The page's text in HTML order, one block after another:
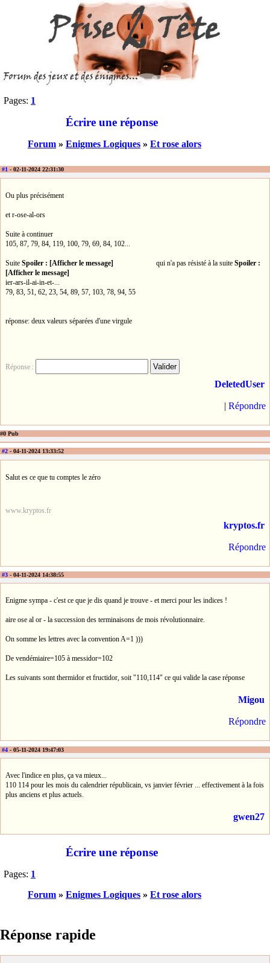
Pages: 1
Écrire une réponse
Forum » Enigmes Logiques » Et rose alors
#1 - 02-11-2024 22:31:30
Ou plus précisément
et r-ose-al-ors
Suite à continuer
105, 87, 79, 84, 119, 100, 79, 69, 84, 102...
Suite Spoiler : [Afficher le message] qui n'a pas résisté à la suite Spoiler :
[Afficher le message]
ier-ars-il-ai-in-et-...
79, 83, 51, 62, 23, 54, 89, 57, 103, 78, 94, 55
réponse: deux valeurs séparées d'une virgule
Réponse :
DeletedUser
| Répondre
#0 Pub
#2 - 04-11-2024 13:33:52
Salut es ce que tu comptes le zéro
www.kryptos.fr
kryptos.fr
Répondre
#3 - 04-11-2024 14:38:55
Enigme sympa - c'est ce que je dis quand je trouve - et merci pour les indices !
aire ose al or - la succession des terminaisons de mois révolutionnaire.
On somme les lettres avec la convention A=1 )))
De vendémiaire=105 à messidor=102
Les suivants sont thermidor et fructidor, soit "110,114" ce qui valide la case réponse
Migou
Répondre
#4 - 05-11-2024 19:47:03
Avec l'indice en plus, ça va mieux...
110 114 pour les mois du calendrier républicain, vs janvier février ... effectivement à la fois
plus anciens et plus actuels.
gwen27
Écrire une réponse
Pages: 1
Forum » Enigmes Logiques » Et rose alors
Réponse rapide